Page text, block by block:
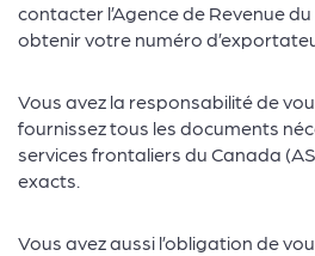
contacter l’Agence de Revenue
obtenir votre numéro
Vous avez la responsabilité de
fournissez tous les documents
services frontaliers du Canada
exacts.
Vous avez aussi l’obligation de